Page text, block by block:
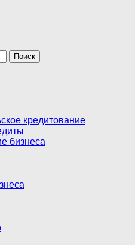
кредитование
бизнеса